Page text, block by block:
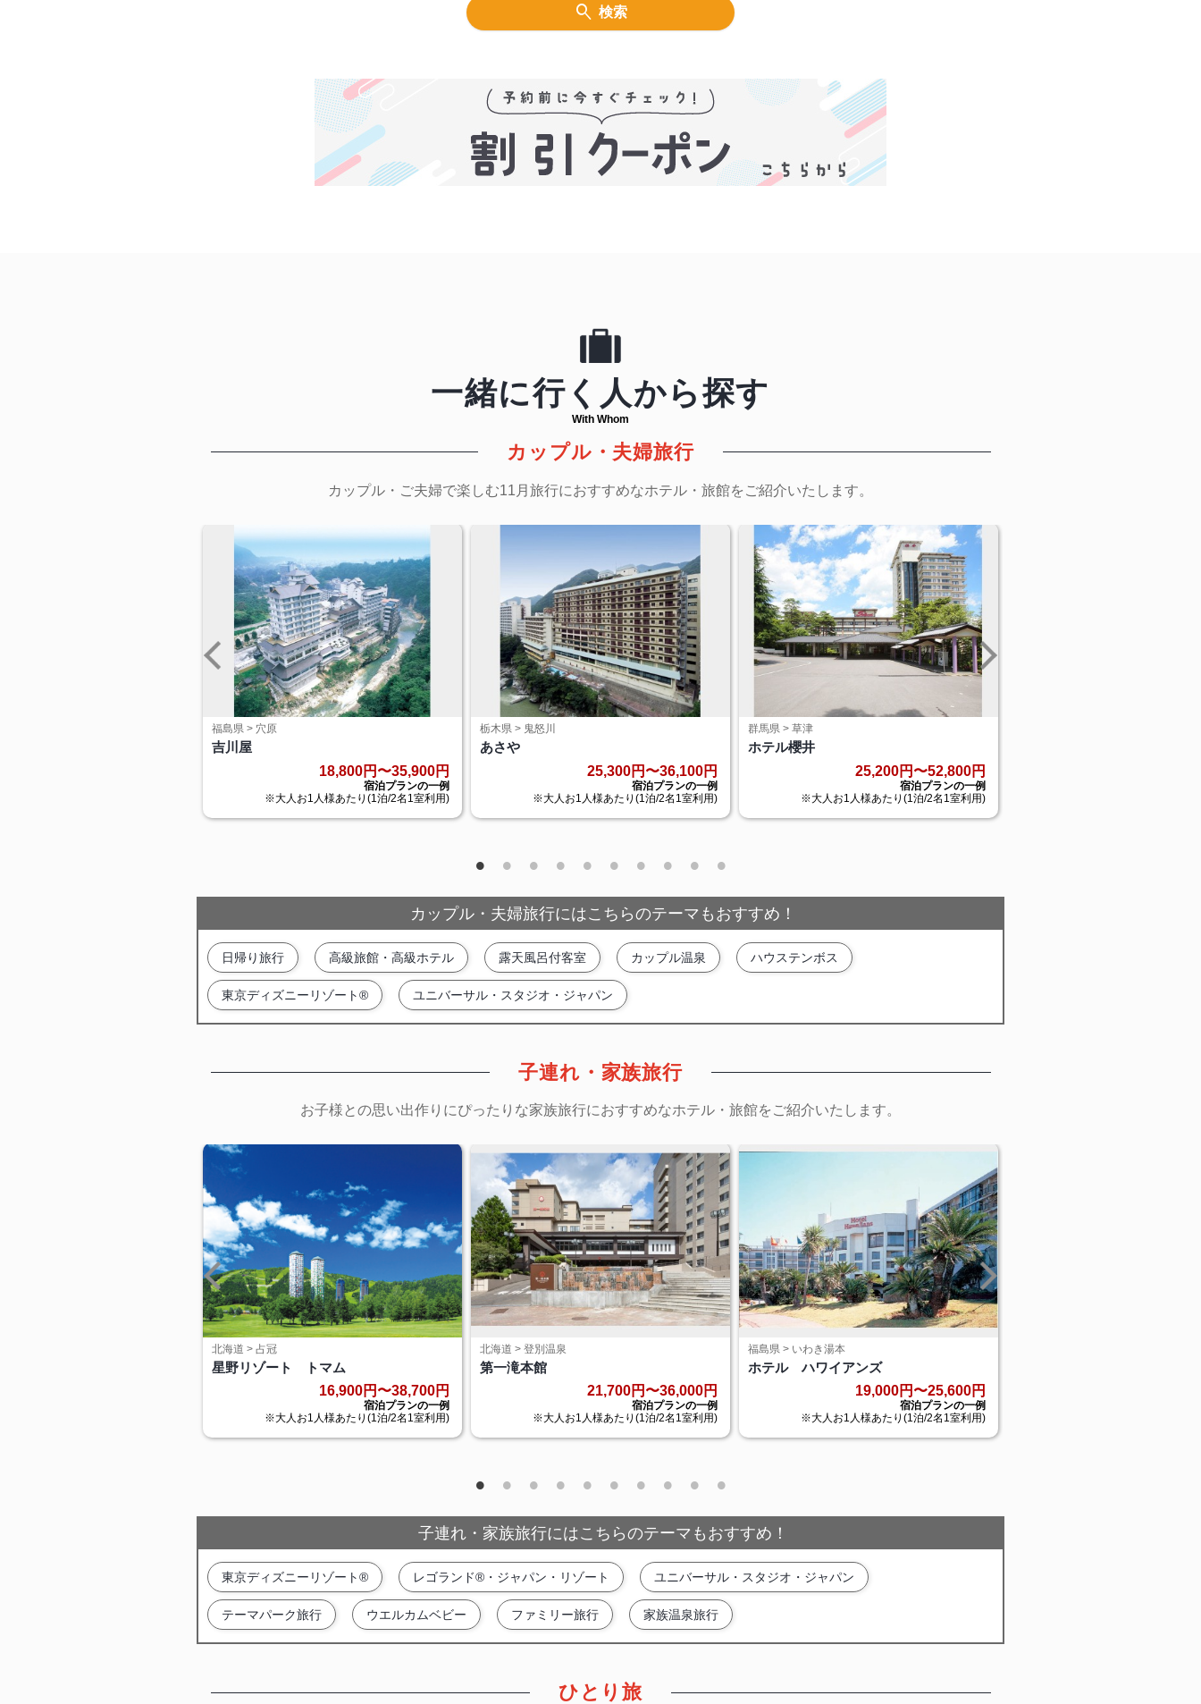
検索
一緒に行く人から探す
With Whom
カップル・夫婦旅行
カップル・ご夫婦で楽しむ11月旅行におすすめなホテル・旅館をご紹介いたします。
福島県 > 穴原
吉川屋
18,800円〜35,900円
宿泊プランの一例
※大人お1人様あたり(1泊/2名1室利用)
栃木県 > 鬼怒川
あさや
25,300円〜36,100円
宿泊プランの一例
※大人お1人様あたり(1泊/2名1室利用)
群馬県 > 草津
ホテル櫻井
25,200円〜52,800円
宿泊プランの一例
※大人お1人様あたり(1泊/2名1室利用)
カップル・夫婦旅行にはこちらのテーマもおすすめ！
日帰り旅行 高級旅館・高級ホテル 露天風呂付客室 カップル温泉 ハウステンボス
東京ディズニーリゾート® ユニバーサル・スタジオ・ジャパン
子連れ・家族旅行
お子様との思い出作りにぴったりな家族旅行におすすめなホテル・旅館をご紹介いたします。
北海道 > 占冠
星野リゾート トマム
16,900円〜38,700円
宿泊プランの一例
※大人お1人様あたり(1泊/2名1室利用)
北海道 > 登別温泉
第一滝本館
21,700円〜36,000円
宿泊プランの一例
※大人お1人様あたり(1泊/2名1室利用)
福島県 > いわき湯本
ホテル ハワイアンズ
19,000円〜25,600円
宿泊プランの一例
※大人お1人様あたり(1泊/2名1室利用)
子連れ・家族旅行にはこちらのテーマもおすすめ！
東京ディズニーリゾート® レゴランド®・ジャパン・リゾート ユニバーサル・スタジオ・ジャパン
テーマパーク旅行 ウエルカムベビー ファミリー旅行 家族温泉旅行
ひとり旅